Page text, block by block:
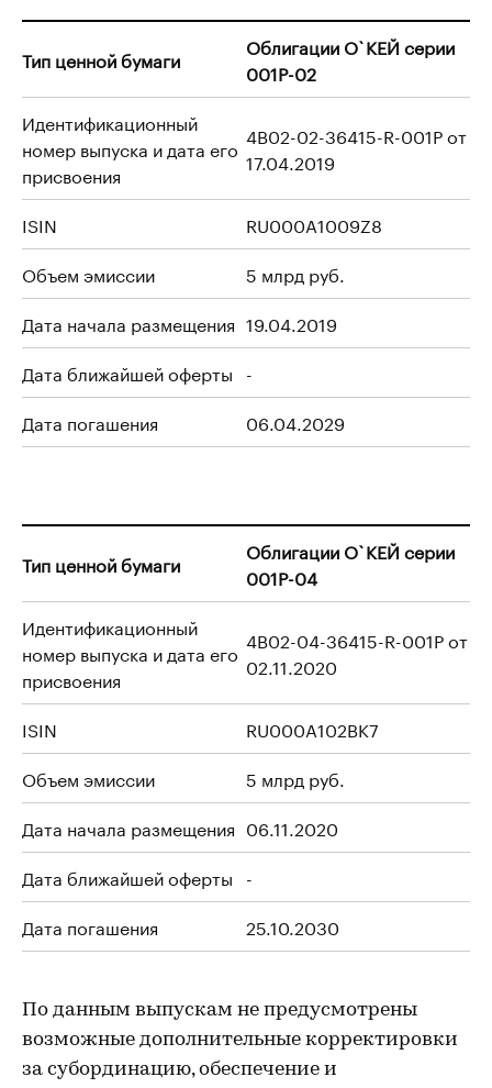
Тип ценной бумаги
Облигации О`КЕЙ серии
001P-02
Идентификационный
номер выпуска и дата его
присвоения
4B02-02-36415-R-001P от
17.04.2019
ISIN
RU000A1009Z8
Объем эмиссии
5 млрд руб.
Дата начала размещения 19.04.2019
Дата ближайшей оферты -
Дата погашения
06.04.2029
Тип ценной бумаги
Облигации О`КЕЙ серии
001P-04
Идентификационный
номер выпуска и дата его
присвоения
4B02-04-36415-R-001P от
02.11.2020
ISIN
RU000A102BK7
Объем эмиссии
5 млрд руб.
Дата начала размещения 06.11.2020
Дата ближайшей оферты -
Дата погашения
25.10.2030
По данным выпускам не предусмотрены
возможные дополнительные корректировки
за субординацию, обеспечение и